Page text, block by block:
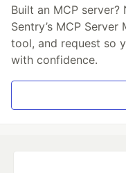
Built an MCP
Sentry’s MCP
tool, and request so
with confidence.